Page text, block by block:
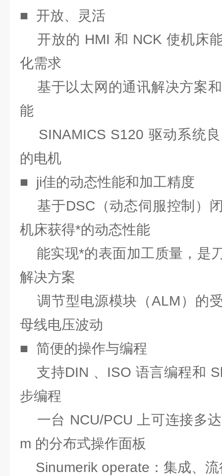
■ 开放、灵活
开放的 HMI 和 NCK 使机床
化需求
基于以太网的通讯解决方案
能
SINAMICS S120 驱动系统
的电机
■ ji佳的动态性能和加工精度
基于DSC（动态伺服控制）
机床获得*的动态性能
能实现*的表面加工质量，是
解决方案
调节型电源模块（ALM）的
母线电压波动
■ 简便的操作与编程
支持DIN 、ISO 语言编程和
步编程
一台 NCU/PCU 上可连接多
m 的分布式操作面板
Sinumerik operate：集成、流